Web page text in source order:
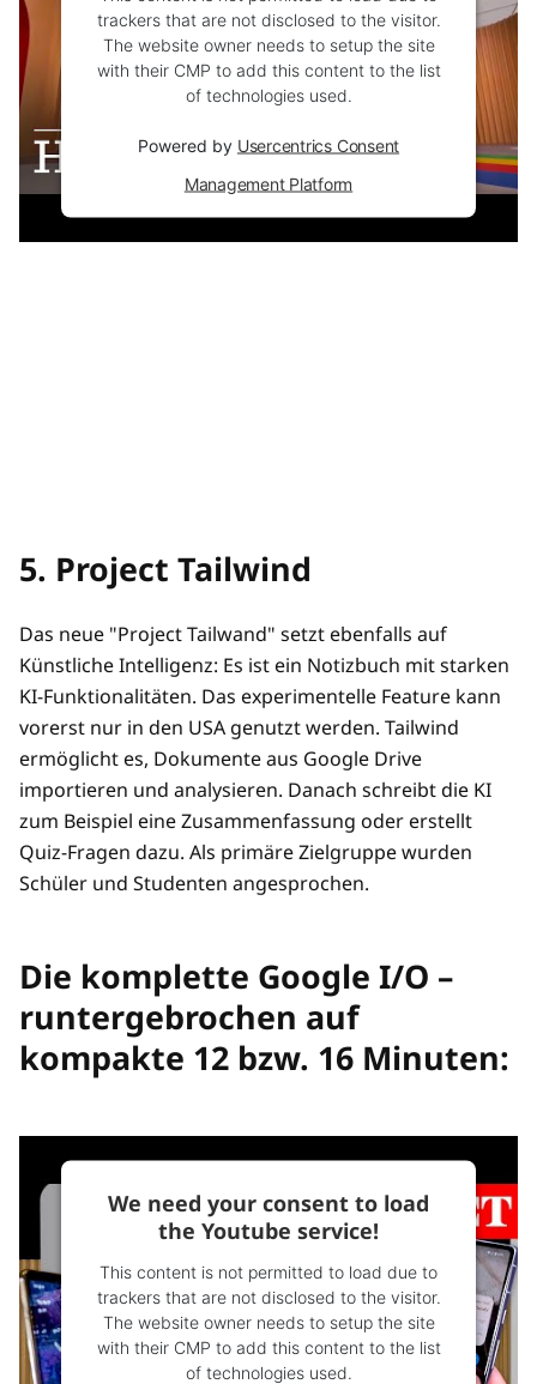
trackers that are not disclosed to the visitor.
The website owner needs to setup the site
with their CMP to add this content to the list
of technologies used.
Powered by Usercentrics Consent
Management Platform
5. Project Tailwind
Das neue "Project Tailwand" setzt ebenfalls auf
Künstliche Intelligenz: Es ist ein Notizbuch mit starken
KI-Funktionalitäten. Das experimentelle Feature kann
vorerst nur in den USA genutzt werden. Tailwind
ermöglicht es, Dokumente aus Google Drive
importieren und analysieren. Danach schreibt die KI
zum Beispiel eine Zusammenfassung oder erstellt
Quiz-Fragen dazu. Als primäre Zielgruppe wurden
Schüler und Studenten angesprochen.
Die komplette Google I/O –
runtergebrochen auf
kompakte 12 bzw. 16 Minuten:
We need your consent to load
the Youtube service!
This content is not permitted to load due to
trackers that are not disclosed to the visitor.
The website owner needs to setup the site
with their CMP to add this content to the list
of technologies used.